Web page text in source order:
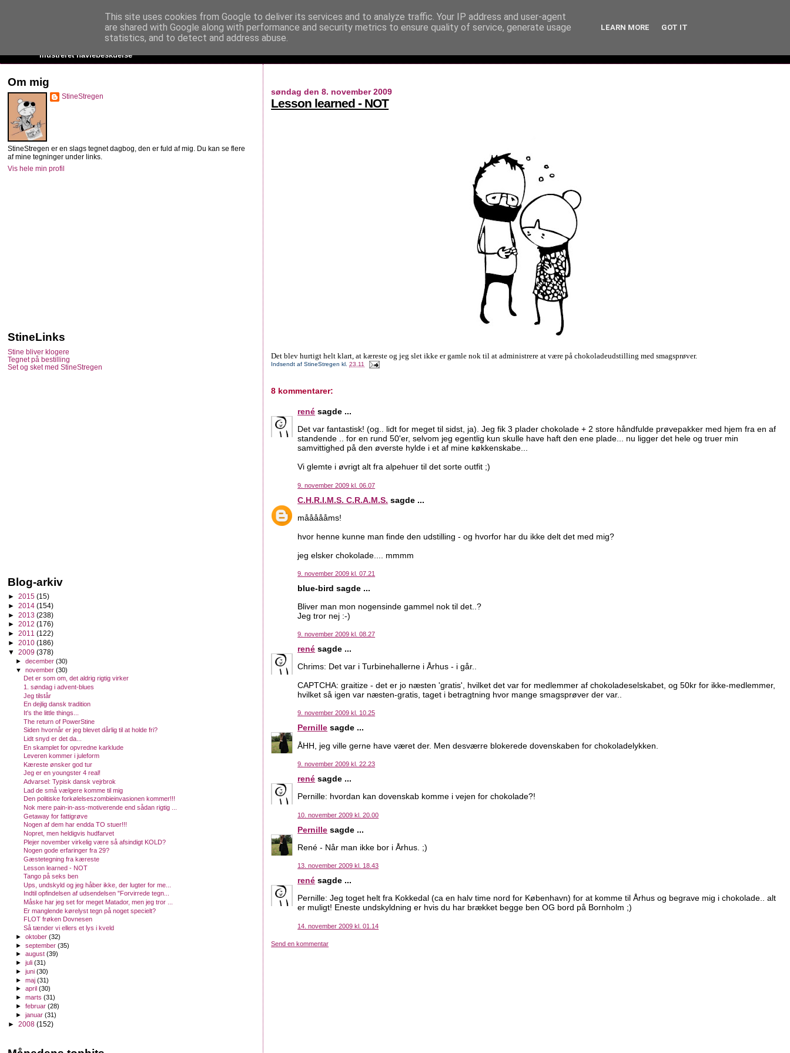
StineStregen
Illustreret navlebeskuelse
søndag den 8. november 2009
Lesson learned - NOT
Det blev hurtigt helt klart, at kæreste og jeg slet ikke er gamle nok til at administrere at være på chokoladeudstilling med smagsprøver.
Indsendt afStineStregen kl.23.11
8 kommentarer:
rené sagde ...
Det var fantastisk! (og.. lidt for meget til sidst, ja). Jeg fik 3 plader chokolade + 2 store håndfulde prøvepakker med hjem fra en af
standende .. for en rund 50'er, selvom jeg egentlig kun skulle have haft den ene plade... nu ligger det hele og truer min
samvittighed på den øverste hylde i et af mine køkkenskabe...
Vi glemte i øvrigt alt fra alpehuer til det sorte outfit ;)
9. november 2009 kl. 06.07
C.H.R.I.M.S. C.R.A.M.S. sagde ...
måååååms!
hvor henne kunne man finde den udstilling - og hvorfor har du ikke delt det med mig?
jeg elsker chokolade.... mmmm
9. november 2009 kl. 07.21
blue-bird sagde ...
Bliver man mon nogensinde gammel nok til det..?
Jeg tror nej :-)
9. november 2009 kl. 08.27
rené sagde ...
Chrims: Det var i Turbinehallerne i Århus - i går..
CAPTCHA: graitize - det er jo næsten 'gratis', hvilket det var for medlemmer af chokoladeselskabet, og 50kr for ikke-medlemmer,
hvilket så igen var næsten-gratis, taget i betragtning hvor mange smagsprøver der var..
9. november 2009 kl. 10.25
Pernille sagde ...
ÅHH, jeg ville gerne have været der. Men desværre blokerede dovenskaben for chokoladelykken.
9. november 2009 kl. 22.23
rené sagde ...
Pernille: hvordan kan dovenskab komme i vejen for chokolade?!
10. november 2009 kl. 20.00
Pernille sagde ...
René - Når man ikke bor i Århus. ;)
13. november 2009 kl. 18.43
rené sagde ...
Pernille: Jeg toget helt fra Kokkedal (ca en halv time nord for København) for at komme til Århus og begrave mig i chokolade.. alt
er muligt! Eneste undskyldning er hvis du har brækket begge ben OG bord på Bornholm ;)
14. november 2009 kl. 01.14
Send en kommentar
Om mig
StineStregen
StineStregen er en slags tegnet dagbog, den er fuld af mig. Du kan se flere
af mine tegninger under links.
Vis hele min profil
StineLinks
Stine bliver klogere
Tegnet på bestilling
Set og sket med StineStregen
Blog-arkiv
► 2015 (15)
► 2014 (154)
► 2013 (238)
► 2012 (176)
► 2011 (122)
► 2010 (186)
▼ 2009 (378)
►december(30)
▼november(30)
Det er som om, det aldrig rigtig virker
1. søndag i advent-blues
Jeg tilstår
En dejlig dansk tradition
It's the little things...
The return of PowerStine
Siden hvornår er jeg blevet dårlig til at holde fri?
Lidt snyd er det da...
En skamplet for opvredne karklude
Leveren kommer i juleform
Kæreste ønsker god tur
Jeg er en youngster 4 real!
Advarsel: Typisk dansk vejrbrok
Lad de små vælgere komme til mig
Den politiske forkølelseszombieinvasionen kommer!!!
Nok mere pain-in-ass-motiverende end sådan rigtig ...
Getaway for fattigrøve
Nogen af dem har endda TO stuer!!!
Nopret, men heldigvis hudfarvet
Plejer november virkelig være så afsindigt KOLD?
Nogen gode erfaringer fra 29?
Gæstetegning fra kæreste
Lesson learned - NOT
Tango på seks ben
Ups, undskyld og jeg håber ikke, der lugter for me...
Indtil opfindelsen af udsendelsen "Forvirrede tegn...
Måske har jeg set for meget Matador, men jeg tror ...
Er manglende kørelyst tegn på noget specielt?
FLOT frøken Dovnesen
Så tænder vi ellers et lys i kveld
►oktober(32)
►september(35)
►august(39)
►juli(31)
►juni(30)
►maj(31)
►april(30)
►marts(31)
►februar(28)
►januar(31)
► 2008 (152)
This site uses cookies from Google to deliver its services and to analyze traffic. Your IP address and user-agent
are shared with Google along with performance and security metrics to ensure quality of service, generate usage
statistics, and to detect and address abuse.
LEARN MORE GOT IT